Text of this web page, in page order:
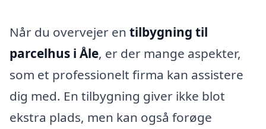
Når du overvejer en tilbygning til
parcelhus i Åle, er der mange aspekter,
som et professionelt firma kan assistere
dig med. En tilbygning giver ikke blot
ekstra plads, men kan også forøge